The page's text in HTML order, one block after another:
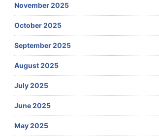
November 2025
October 2025
September 2025
August 2025
July 2025
June 2025
May 2025